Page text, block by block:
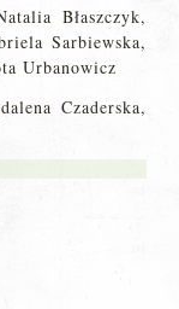
Błaszczyk,
Sarbiewska,
Urbanowicz
Czaderska,